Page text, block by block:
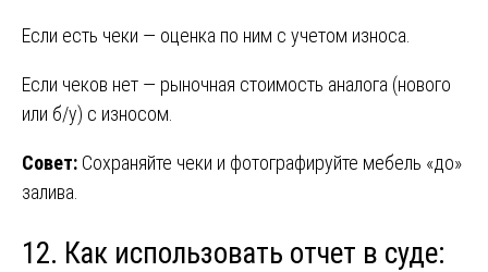
Если есть чеки — оценка по ним с учетом износа.
Если чеков нет — рыночная стоимость аналога (нового
или б/у) с износом.
Совет: Сохраняйте чеки и фотографируйте мебель «до»
залива.
12. Как использовать отчет в суде: